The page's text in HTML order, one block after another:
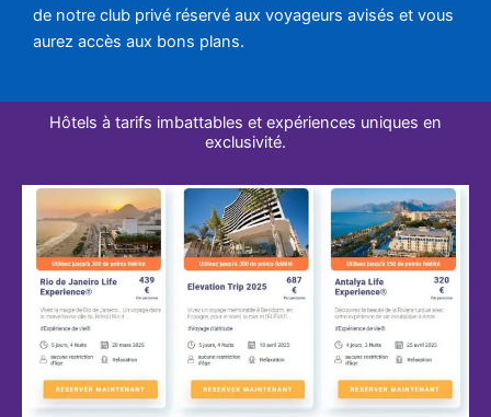
de notre club privé réservé aux voyageurs avisés et vous
aurez accès aux bons plans.
Hôtels à tarifs imbattables et expériences uniques en
exclusivité.